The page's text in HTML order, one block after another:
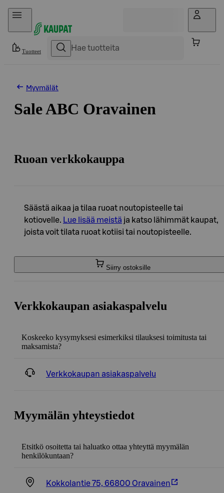
Hyppää sisältöön
Tuotteet
Myymälät
Sale ABC Oravainen
Ruoan verkkokauppa
Säästä aikaa ja tilaa ruoat noutopisteelle tai
kotiovelle. Lue lisää meistä ja katso lähimmät kaupat,
joista voit tilata ruoat kotiisi tai noutopisteelle.
Siirry ostoksille
Verkkokaupan asiakaspalvelu
Koskeeko kysymyksesi esimerkiksi tilauksesi toimitusta tai
maksamista?
Verkkokaupan asiakaspalvelu
Myymälän yhteystiedot
Etsitkö osoitetta tai haluatko ottaa yhteyttä myymälän
henkilökuntaan?
Kokkolantie 75, 66800 Oravainen